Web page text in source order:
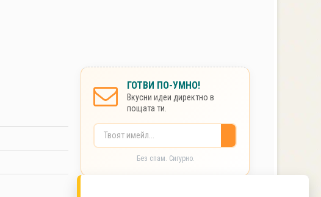
ГОТВИ ПО-УМНО!
Вкусни идеи директно в
пощата ти.
Без спам. Сигурно.